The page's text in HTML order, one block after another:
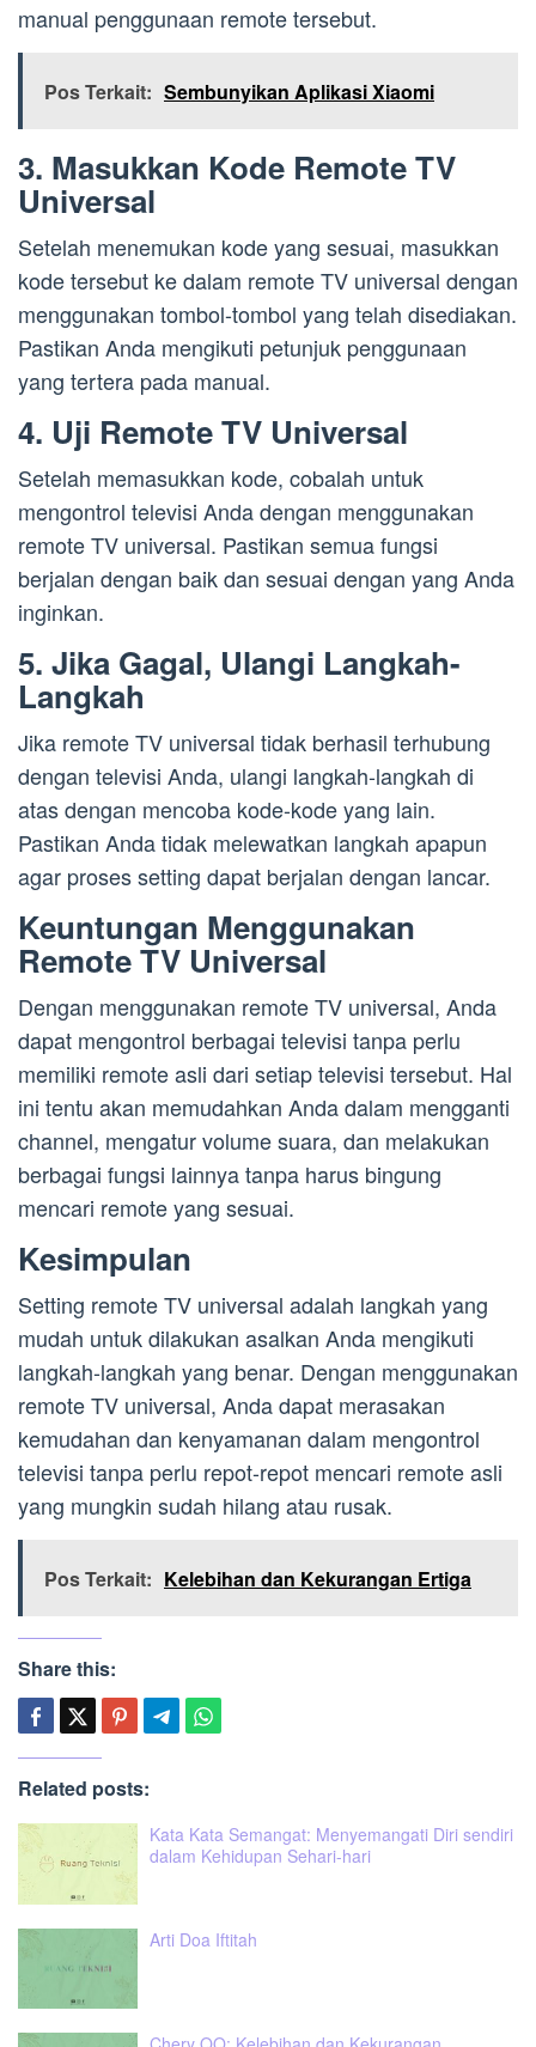
manual penggunaan remote tersebut.
Pos Terkait: Sembunyikan Aplikasi Xiaomi
3. Masukkan Kode Remote TV
Universal
Setelah menemukan kode yang sesuai, masukkan
kode tersebut ke dalam remote TV universal dengan
menggunakan tombol-tombol yang telah disediakan.
Pastikan Anda mengikuti petunjuk penggunaan
yang tertera pada manual.
4. Uji Remote TV Universal
Setelah memasukkan kode, cobalah untuk
mengontrol televisi Anda dengan menggunakan
remote TV universal. Pastikan semua fungsi
berjalan dengan baik dan sesuai dengan yang Anda
inginkan.
5. Jika Gagal, Ulangi Langkah-
Langkah
Jika remote TV universal tidak berhasil terhubung
dengan televisi Anda, ulangi langkah-langkah di
atas dengan mencoba kode-kode yang lain.
Pastikan Anda tidak melewatkan langkah apapun
agar proses setting dapat berjalan dengan lancar.
Keuntungan Menggunakan
Remote TV Universal
Dengan menggunakan remote TV universal, Anda
dapat mengontrol berbagai televisi tanpa perlu
memiliki remote asli dari setiap televisi tersebut. Hal
ini tentu akan memudahkan Anda dalam mengganti
channel, mengatur volume suara, dan melakukan
berbagai fungsi lainnya tanpa harus bingung
mencari remote yang sesuai.
Kesimpulan
Setting remote TV universal adalah langkah yang
mudah untuk dilakukan asalkan Anda mengikuti
langkah-langkah yang benar. Dengan menggunakan
remote TV universal, Anda dapat merasakan
kemudahan dan kenyamanan dalam mengontrol
televisi tanpa perlu repot-repot mencari remote asli
yang mungkin sudah hilang atau rusak.
Pos Terkait: Kelebihan dan Kekurangan Ertiga
Share this:
Related posts:
Kata Kata Semangat: Menyemangati Diri sendiri
dalam Kehidupan Sehari-hari
Arti Doa Iftitah